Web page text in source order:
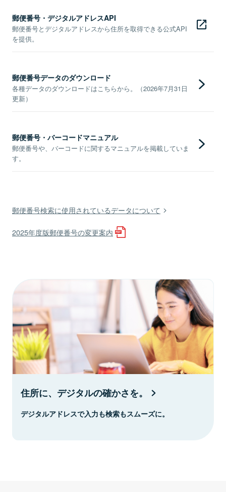
郵便番号・デジタルアドレスAPI
郵便番号とデジタルアドレスから住所を取得できる公式API
を提供。
郵便番号データのダウンロード
各種データのダウンロードはこちらから。（2026年7月31日
更新）
郵便番号・バーコードマニュアル
郵便番号や、バーコードに関するマニュアルを掲載していま
す。
郵便番号検索に使用されているデータについて
2025年度版郵便番号の変更案内
住所に、デジタルの確かさを。
デジタルアドレスで入力も検索もスムーズに。